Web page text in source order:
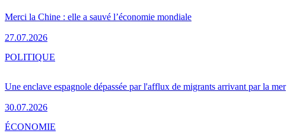
Merci la Chine : elle a sauvé l’économie mondiale
27.07.2026
Une enclave espagnole dépassée par l'afflux de migrants arrivant par la mer
30.07.2026
POLITIQUE
ÉCONOMIE